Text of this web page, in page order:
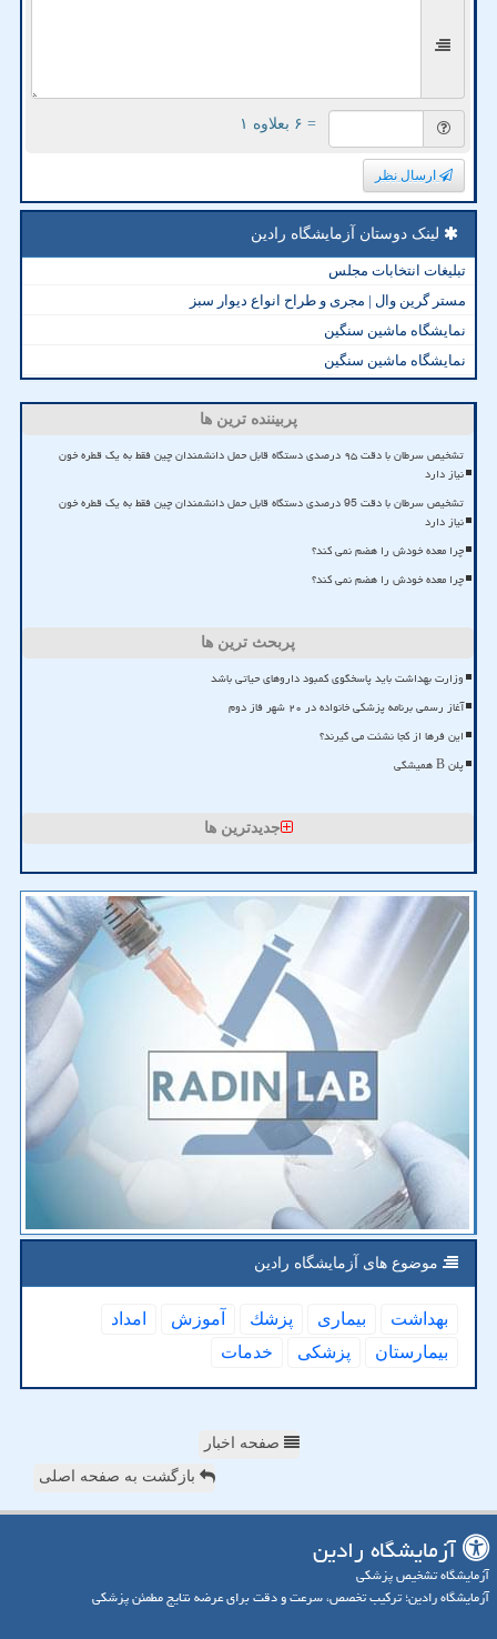
= ۶ بعلاوه ۱
ارسال نظر
لینک دوستان آزمایشگاه رادین
تبلیغات انتخابات مجلس
مستر گرین وال | مجری و طراح انواع دیوار سبز
نمایشگاه ماشین سنگین
نمایشگاه ماشین سنگین
پربیننده ترین ها
تشخیص سرطان با دقت ۹۵ درصدی دستگاه قابل حمل دانشمندان چین فقط به یک قطره خون
نیاز دارد
تشخیص سرطان با دقت 95 درصدی دستگاه قابل حمل دانشمندان چین فقط به یک قطره خون
نیاز دارد
چرا معده خودش را هضم نمی کند؟
چرا معده خودش را هضم نمی کند؟
پربحث ترین ها
وزارت بهداشت باید پاسخگوی کمبود داروهای حیاتی باشد
آغاز رسمی برنامه پزشکی خانواده در ۲۰ شهر فاز دوم
این فرها از کجا نشئت می گیرند؟
پلن B همیشگی
جدیدترین ها
موضوع های آزمایشگاه رادین
بهداشت بیماری پزشك آموزش
امداد
بیمارستان
پزشكی خدمات
صفحه اخبار
بازگشت به صفحه اصلی
آزمایشگاه رادین
آزمایشگاه تشخیص پزشکی
آزمایشگاه رادین؛ ترکیب تخصص، سرعت و دقت برای عرضه نتایج مطمئن پزشکی